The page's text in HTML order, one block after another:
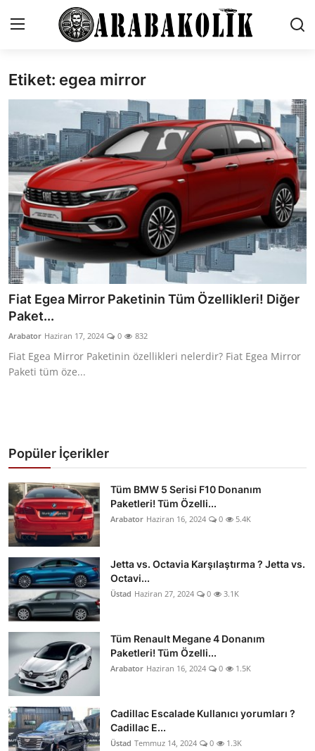
İletişim
Karşılaştırmalar
Testler
Markalar
Öneriler
Motosiklet
Paketler
Yağlar
Oto Bilgi
Etiket: egea mirror
Fiat Egea Mirror Paketinin Tüm Özellikleri! Diğer
Paket...
Arabator Haziran 17, 2024 0 832
Fiat Egea Mirror Paketinin özellikleri nelerdir? Fiat Egea Mirror
Paketi tüm öze...
Popüler İçerikler
Tüm BMW 5 Serisi F10 Donanım
Paketleri! Tüm Özelli...
Arabator Haziran 16, 2024 0 5.4K
Jetta vs. Octavia Karşılaştırma ? Jetta vs.
Octavi...
Üstad Haziran 27, 2024 0 3.1K
Tüm Renault Megane 4 Donanım
Paketleri! Tüm Özelli...
Arabator Haziran 16, 2024 0 1.5K
Cadillac Escalade Kullanıcı yorumları ?
Cadillac E...
Üstad Temmuz 14, 2024 0 1.3K